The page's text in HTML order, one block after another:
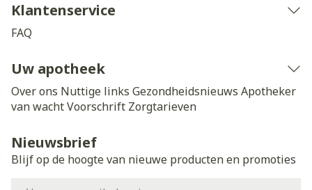
Klantenservice
FAQ
Uw apotheek
Over ons Nuttige links Gezondheidsnieuws Apotheker
van wachtVoorschrift Zorgtarieven
Nieuwsbrief
Blijf op de hoogte van nieuwe producten en promoties